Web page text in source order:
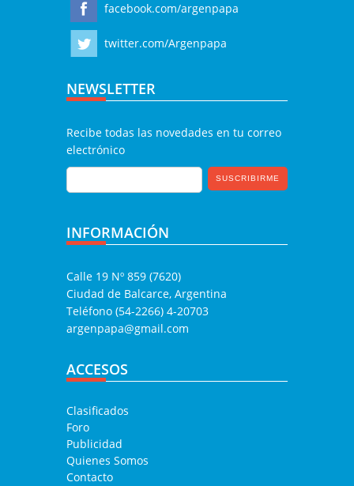
facebook.com/argenpapa
twitter.com/Argenpapa
NEWSLETTER
Recibe todas las novedades en tu correo
electrónico
INFORMACIÓN
Calle 19 Nº 859 (7620)
Ciudad de Balcarce, Argentina
Teléfono (54-2266) 4-20703
argenpapa@gmail.com
ACCESOS
Clasificados
Foro
Publicidad
Quienes Somos
Contacto